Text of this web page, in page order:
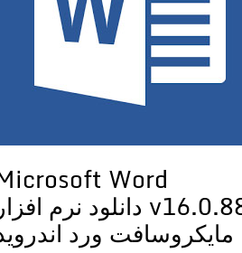
Microsoft Word
v16.0.8827.2054 دانلود نرم افزار
مایکروسافت ورد اندروید